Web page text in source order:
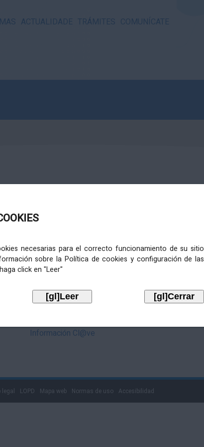
ACTUALIDADE TRÁMITES COMUNÍCATE
necesarias para el correcto funcionamiento de su sitio
sobre la Política de cookies y configuración de las
click en "Leer"
no logotipo
Información Cl@ve
LOPD Mapa web Normas de uso Accesibilidad